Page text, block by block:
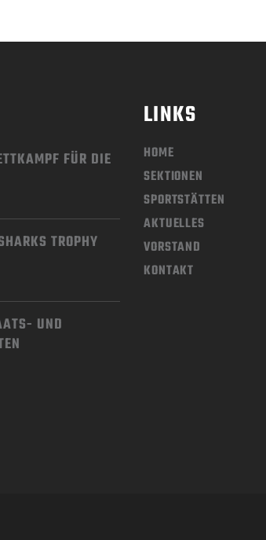
FÜR DIE
TROPHY
UND
LINKS
HOME
SEKTIONEN
SPORTSTÄTTEN
AKTUELLES
VORSTAND
KONTAKT